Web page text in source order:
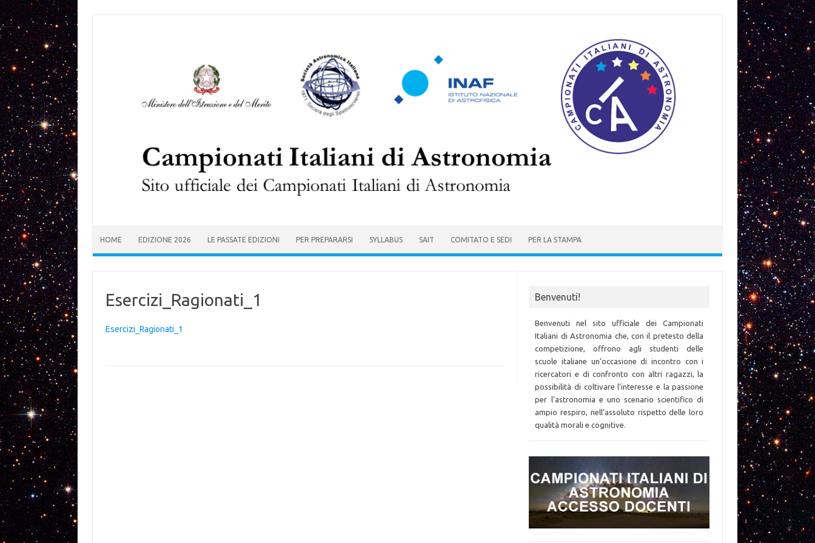
HOME EDIZIONE 2026 LE PASSATE EDIZIONI PER PREPARARSI SYLLABUS SAIT COMITATO E SEDI PER LA STAMPA
Esercizi_Ragionati_1
Esercizi_Ragionati_1
Benvenuti!
Benvenuti nel sito ufficiale dei Campionati
Italiani di Astronomia che, con il pretesto della
competizione, offrono agli studenti delle
scuole italiane un’occasione di incontro con i
ricercatori e di confronto con altri ragazzi, la
possibilità di coltivare l’interesse e la passione
per l’astronomia e uno scenario scientifico di
ampio respiro, nell’assoluto rispetto delle loro
qualità morali e cognitive.